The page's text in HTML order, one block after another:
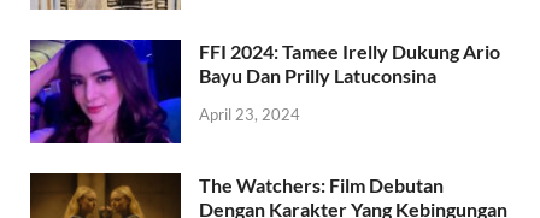
FFI 2024: Tamee Irelly Dukung Ario
Bayu Dan Prilly Latuconsina
April 23, 2024
The Watchers: Film Debutan
Dengan Karakter Yang Kebingungan